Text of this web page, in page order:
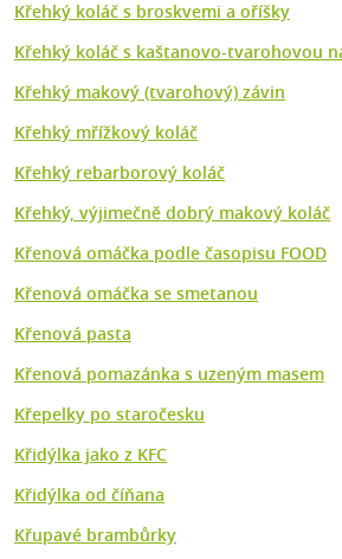
Křehký koláč s broskvemi a oříšky
Křehký koláč s kaštanovo-tvarohovou
Křehký makový (tvarohový) závin
Křehký mřížkový koláč
Křehký rebarborový koláč
Křehký, výjimečně dobrý makový koláč
Křenová omáčka podle časopisu FOOD
Křenová omáčka se smetanou
Křenová pasta
Křenová pomazánka s uzeným masem
Křepelky po staročesku
Křidýlka jako z KFC
Křidýlka od číňana
Křupavé brambůrky